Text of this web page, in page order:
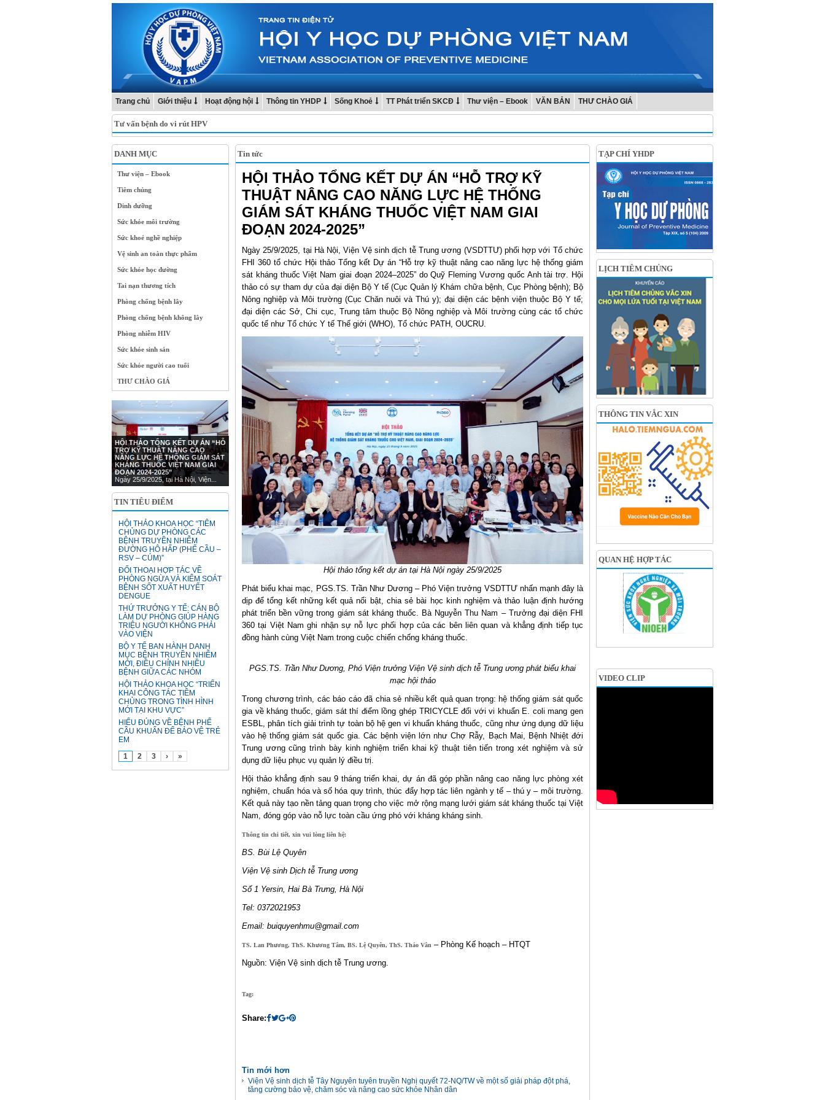
Trang chủ Giới thiệu Hoạt động hội Thông tin YHDP Sống Khoẻ TT Phát triển SKCĐ Thư viện – Ebook VĂN BẢN THƯ CHÀO GIÁ
Tư vấn bệnh do vi rút HPV
DANH MỤC
Thư viện – Ebook
Tiêm chủng
Dinh dưỡng
Sức khỏe môi trường
Sức khoẻ nghề nghiệp
Vệ sinh an toàn thực phẩm
Sức khỏe học đường
Tai nạn thương tích
Phòng chống bệnh lây
Phòng chống bệnh không lây
Phòng nhiễm HIV
Sức khỏe sinh sản
Sức khỏe người cao tuổi
THƯ CHÀO GIÁ
HỘI THẢO TỔNG KẾT DỰ ÁN “HỖ
TRỢ KỸ THUẬT NÂNG CAO
NĂNG LỰC HỆ THỐNG GIÁM SÁT
KHÁNG THUỐC VIỆT NAM GIAI
ĐOẠN 2024-2025”
Ngày 25/9/2025, tại Hà Nội, Viện...
TIN TIÊU ĐIỂM
HỘI THẢO KHOA HỌC “TIÊM
CHỦNG DỰ PHÒNG CÁC
BỆNH TRUYỀN NHIỄM
ĐƯỜNG HÔ HẤP (PHẾ CẦU –
RSV – CÚM)”
ĐỐI THOẠI HỢP TÁC VỀ
PHÒNG NGỪA VÀ KIỂM SOÁT
BỆNH SỐT XUẤT HUYẾT
DENGUE
THỨ TRƯỞNG Y TẾ: CÁN BỘ
LÀM DỰ PHÒNG GIÚP HÀNG
TRIỆU NGƯỜI KHÔNG PHẢI
VÀO VIỆN
BỘ Y TẾ BAN HÀNH DANH
MỤC BỆNH TRUYỀN NHIỄM
MỚI, ĐIỀU CHỈNH NHIỀU
BỆNH GIỮA CÁC NHÓM
HỘI THẢO KHOA HỌC “TRIỂN
KHAI CÔNG TÁC TIÊM
CHỦNG TRONG TÌNH HÌNH
MỚI TẠI KHU VỰC”
HIỂU ĐÚNG VỀ BỆNH PHẾ
CẦU KHUẨN ĐỂ BẢO VỆ TRẺ
EM
1
2 3 › »
Tin tức
HỘI THẢO TỔNG KẾT DỰ ÁN “HỖ TRỢ KỸ
THUẬT NÂNG CAO NĂNG LỰC HỆ THỐNG
GIÁM SÁT KHÁNG THUỐC VIỆT NAM GIAI
ĐOẠN 2024-2025”
Ngày 25/9/2025, tại Hà Nội, Viện Vệ sinh dịch tễ Trung ương (VSDTTƯ) phối hợp với Tổ chức
FHI 360 tổ chức Hội thảo Tổng kết Dự án “Hỗ trợ kỹ thuật nâng cao năng lực hệ thống giám
sát kháng thuốc Việt Nam giai đoạn 2024–2025” do Quỹ Fleming Vương quốc Anh tài trợ. Hội
thảo có sự tham dự của đại diện Bộ Y tế (Cục Quản lý Khám chữa bệnh, Cục Phòng bệnh); Bộ
Nông nghiệp và Môi trường (Cục Chăn nuôi và Thú y); đại diện các bệnh viện thuộc Bộ Y tế;
đại diện các Sở, Chi cục, Trung tâm thuộc Bộ Nông nghiệp và Môi trường cùng các tổ chức
quốc tế như Tổ chức Y tế Thế giới (WHO), Tổ chức PATH, OUCRU.
Hội thảo tổng kết dự án tại Hà Nội ngày 25/9/2025
Phát biểu khai mạc, PGS.TS. Trần Như Dương – Phó Viện trưởng VSDTTƯ nhấn mạnh đây là
dịp để tổng kết những kết quả nổi bật, chia sẻ bài học kinh nghiệm và thảo luận định hướng
phát triển bền vững trong giám sát kháng thuốc. Bà Nguyễn Thu Nam – Trưởng đại diện FHI
360 tại Việt Nam ghi nhận sự nỗ lực phối hợp của các bên liên quan và khẳng định tiếp tục
đồng hành cùng Việt Nam trong cuộc chiến chống kháng thuốc.
PGS.TS. Trần Như Dương, Phó Viện trưởng Viện Vệ sinh dịch tễ Trung ương phát biểu khai
mạc hội thảo
Trong chương trình, các báo cáo đã chia sẻ nhiều kết quả quan trọng: hệ thống giám sát quốc
gia về kháng thuốc, giám sát thí điểm lồng ghép TRICYCLE đối với vi khuẩn E. coli mang gen
ESBL, phân tích giải trình tự toàn bộ hệ gen vi khuẩn kháng thuốc, cũng như ứng dụng dữ liệu
vào hệ thống giám sát quốc gia. Các bệnh viện lớn như Chợ Rẫy, Bạch Mai, Bệnh Nhiệt đới
Trung ương cũng trình bày kinh nghiệm triển khai kỹ thuật tiên tiến trong xét nghiệm và sử
dụng dữ liệu phục vụ quản lý điều trị.
Hội thảo khẳng định sau 9 tháng triển khai, dự án đã góp phần nâng cao năng lực phòng xét
nghiệm, chuẩn hóa và số hóa quy trình, thúc đẩy hợp tác liên ngành y tế – thú y – môi trường.
Kết quả này tạo nền tảng quan trọng cho việc mở rộng mạng lưới giám sát kháng thuốc tại Việt
Nam, đóng góp vào nỗ lực toàn cầu ứng phó với kháng kháng sinh.
Thông tin chi tiết, xin vui lòng liên hệ:
BS. Bùi Lệ Quyên
Viện Vệ sinh Dịch tễ Trung ương
Số 1 Yersin, Hai Bà Trưng, Hà Nội
Tel: 0372021953
Email: buiquyenhmu@gmail.com
TS. Lan Phương, ThS. Khương Tâm, BS. Lệ Quyên, ThS. Thảo Vân – Phòng Kế hoạch – HTQT
Nguồn: Viện Vệ sinh dịch tễ Trung ương.
Tag:
Share:
Tin mới hơn
Viện Vệ sinh dịch tễ Tây Nguyên tuyên truyền Nghị quyết 72-NQ/TW về một số giải pháp đột phá,
tăng cường bảo vệ, chăm sóc và nâng cao sức khỏe Nhân dân
TẠP CHÍ YHDP
LỊCH TIÊM CHỦNG
THÔNG TIN VẮC XIN
QUAN HỆ HỢP TÁC
VIDEO CLIP